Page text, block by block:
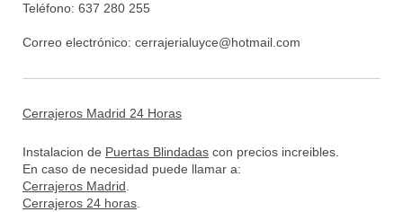
Teléfono: 637 280 255
Correo electrónico: cerrajerialuyce@hotmail.com
Cerrajeros Madrid 24 Horas
Instalacion de Puertas Blindadas con precios increibles.
En caso de necesidad puede llamar a:
Cerrajeros Madrid
Cerrajeros 24 horas